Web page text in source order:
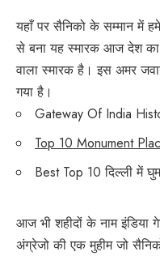
यहाँ पर सैनिको के सम्मान में
से बना यह स्मारक आज देश का
वाला स्मारक है। इस अमर
गया है।
Gateway Of India
Top 10 Monument
Best Top 10 दिल्ली में
आज भी शहीदों के नाम
अंग्रेजो की एक मुहीम जो